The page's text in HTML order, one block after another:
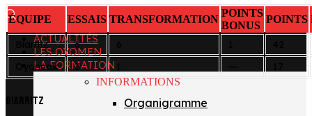
ACTUALITÉS
LES OYOMEN
LA FORMATION
INFORMATIONS
Organigramme
ÉQUIPE ESSAIS TRANSFORMATION
POINTS
BONUS
POINTS
Biarritz 6
Oyonnax
3
Biarritz